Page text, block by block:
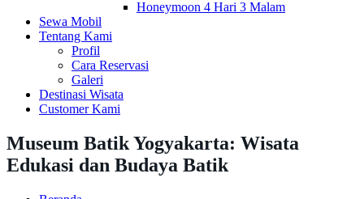
Honeymoon 4 Hari 3 Malam
Sewa Mobil
Tentang Kami
Profil
Cara Reservasi
Galeri
Destinasi Wisata
Customer Kami
Museum Batik Yogyakarta: Wisata
Edukasi dan Budaya Batik